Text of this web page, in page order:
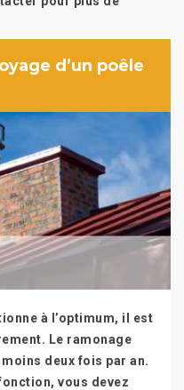
d’un poêle
à l’optimum, il est
Le ramonage
deux fois par an.
vous devez